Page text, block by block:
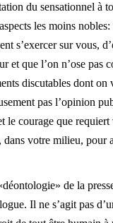
du sensationnel à
les moins
s’exercer sur vous,
que l’on n’ose pas
discutables dont
pas l’opinion
courage que
votre milieu,
de la
Il ne s’agit pas